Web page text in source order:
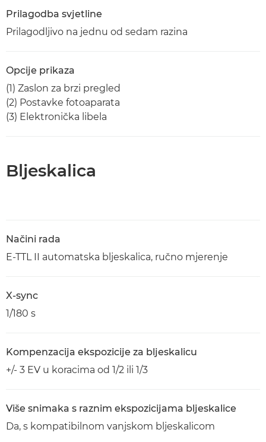
Prilagodba svjetline
Prilagodljivo na jednu od sedam razina
Opcije prikaza
(1) Zaslon za brzi pregled
(2) Postavke fotoaparata
(3) Elektronička libela
Bljeskalica
Načini rada
E-TTL II automatska bljeskalica, ručno mjerenje
X-sync
1/180 s
Kompenzacija ekspozicije za bljeskalicu
+/- 3 EV u koracima od 1/2 ili 1/3
Više snimaka s raznim ekspozicijama bljeskalice
Da, s kompatibilnom vanjskom bljeskalicom